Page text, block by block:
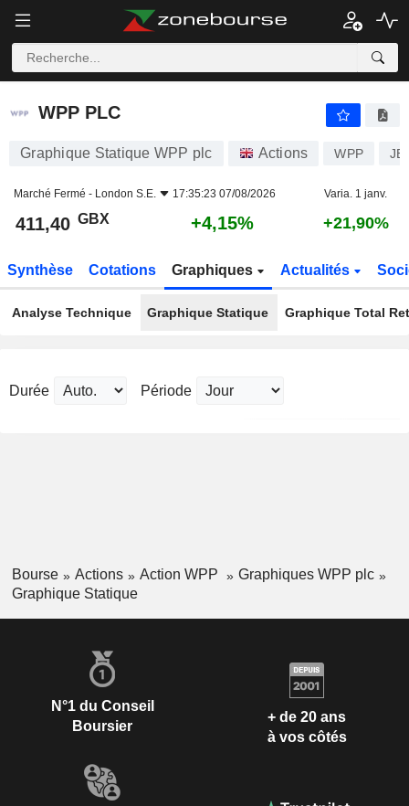
WPP PLC
WPP PLC
Graphique Statique WPP plc Actions WPP
Marché Fermé - London S.E. 17:35:23 07/08/2026 Varia. 1 janv.
411,40 GBX +4,15% +21,90%
Synthèse Cotations Graphiques Actualités
Analyse Technique Graphique Statique Graphique Total
Durée Période
Bourse Actions Action WPP
Graphiques WPP plc
Graphique Statique
N°1 du Conseil
Boursier
+ de 20 ans
à vos côtés